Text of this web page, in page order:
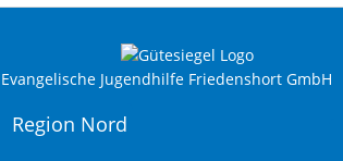
Evangelische Jugendhilfe Friedenshort GmbH
Region Nord